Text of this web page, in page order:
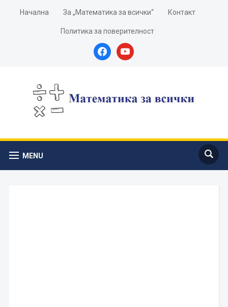
Начална За „Математика за всички“ Контакт
Политика за поверителност
facebookyoutube
MENU